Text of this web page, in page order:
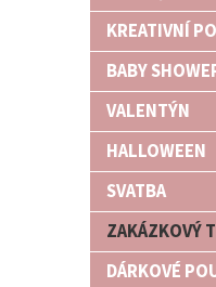
n
KREATIVNÍ
BABY
VALENTÝN
HALLOWEEN
SVATBA
ZAKÁZKOVÝ
DÁRKOVÉ